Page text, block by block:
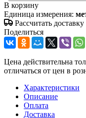
В корзину
Единица измерения:
Рассчитать доставку
Поделиться
Цена действительна
отличаться от цен в
Характеристики
Описание
Оплата
Доставка